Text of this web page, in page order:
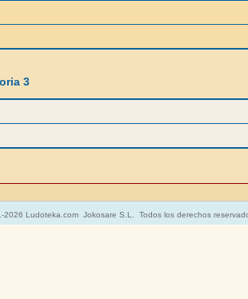
3
2026 Ludoteka.com Jokosare S.L. Todos los derechos